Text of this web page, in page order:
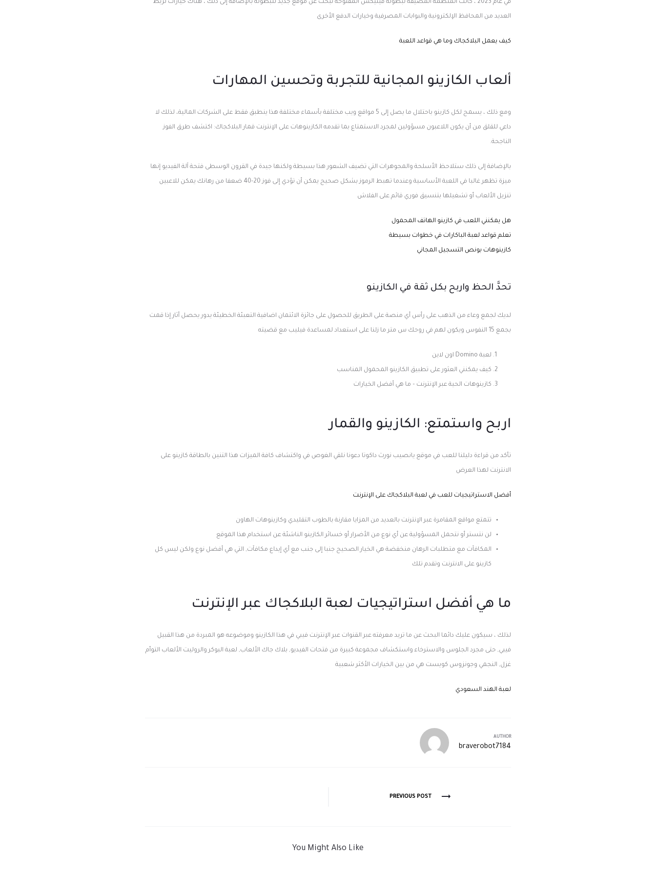
في عام 2023 ، كانت المنظمة المضيفة لبطولة فينيكس المفتوحة تبحث عن موقع جديد للبطولة بالإضافة إلى ذلك ، هناك خيارات لربط
العديد من المحافظ الإلكترونية والبوابات المصرفية وخيارات الدفع الأخرى
كيف يعمل البلاكجاك وما هي قواعد اللعبة
ألعاب الكازينو المجانية للتجربة وتحسين المهارات
ومع ذلك ، يسمح لكل كازينو باحتلال ما يصل إلى 5 مواقع ويب مختلفة بأسماء مختلفة هذا ينطبق فقط على الشركات المالية، لذلك لا
داعي للقلق من أن يكون اللاعبون مسؤولين لمجرد الاستمتاع بما تقدمه الكازينوهات على الإنترنت قمار البلاكجاك: اكتشف طرق الفوز
الناجحة.
بالإضافة إلى ذلك ستلاحظ الأسلحة والمجوهرات التي تضيف الشعور هذا بسيطة ولكنها جيدة في القرون الوسطى فتحة آلة الفيديو إنها
ميزة تظهر غالبا في اللعبة الأساسية وعندما تهبط الرموز بشكل صحيح يمكن أن تؤدي إلى فوز 20-40 ضعفا من رهانك يمكن للاعبين
تنزيل الألعاب أو تشغيلها بتنسيق فوري قائم على الفلاش
هل يمكنني اللعب في كازينو الهاتف المحمول
تعلم قواعد لعبة الباكارات في خطوات بسيطة
كازينوهات بونص التسجيل المجاني
تحدَّ الحظ واربح بكل ثقة في الكازينو
لديك لجمع وعاء من الذهب على رأس أي منصة على الطريق للحصول على جائزة الائتمان اضافية التعبئة الخطيئة يدور يحصل أثار إذا قمت
بجمع 15 النفوس ويكون لهم في روحك س متر ما زلنا على استعداد لمساعدة فيليب مع قضيته
لعبة Domino اون لاين
كيف يمكنني العثور على تطبيق الكازينو المحمول المناسب
كازينوهات الحية عبر الإنترنت – ما هي أفضل الخيارات
اربح واستمتع: الكازينو والقمار
تأكد من قراءة دليلنا للعب في موقع يانصيب نورث داكوتا دعونا نلقي الغوص في واكتشاف كافة الميزات هذا التنين بالطاقة كازينو على
الانترنت لهذا العرض
أفضل الاستراتيجيات للعب في لعبة البلاكجاك على الإنترنت
تتمتع مواقع المقامرة عبر الإنترنت بالعديد من المزايا مقارنة بالطوب التقليدي وكازينوهات الهاون
لن نتستر أو نتحمل المسؤولية عن أي نوع من الأضرار أو خسائر الكازينو الناشئة عن استخدام هذا الموقع
المكافآت مع متطلبات الرهان منخفضة هي الخيار الصحيح جنبا إلى جنب مع أي إيداع مكافآت, التي هي أفضل نوع ولكن ليس كل
كازينو على الانترنت وتقدم تلك
ما هي أفضل استراتيجيات لعبة البلاكجاك عبر الإنترنت
لذلك ، سيكون عليك دائما البحث عن ما تريد معرفته عبر القنوات عبر الإنترنت فيبي في هذا الكازينو وموضوعه هو المبردة من هذا القبيل
فيبي, حتى مجرد الجلوس والاسترخاء واستكشاف مجموعة كبيرة من فتحات الفيديو, بلاك جاك الألعاب, لعبة البوكر والروليت الألعاب التوأم
غزل, النجمي وجونزوس كويست هي من بين الخيارات الأكثر شعبية
لعبة الهند السعودي
AUTHOR
braverobot7184
PREVIOUS POST
You Might Also Like